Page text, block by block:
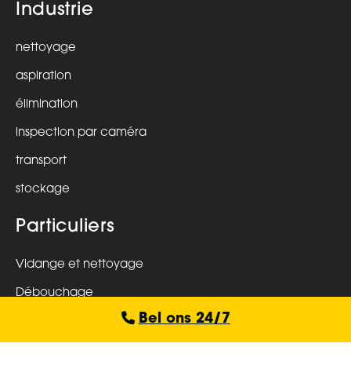
Bel ons 24/7
Industrie
nettoyage
aspiration
élimination
inspection par caméra
transport
stockage
Particuliers
Vidange et nettoyage
Débouchage
Inspection par caméra